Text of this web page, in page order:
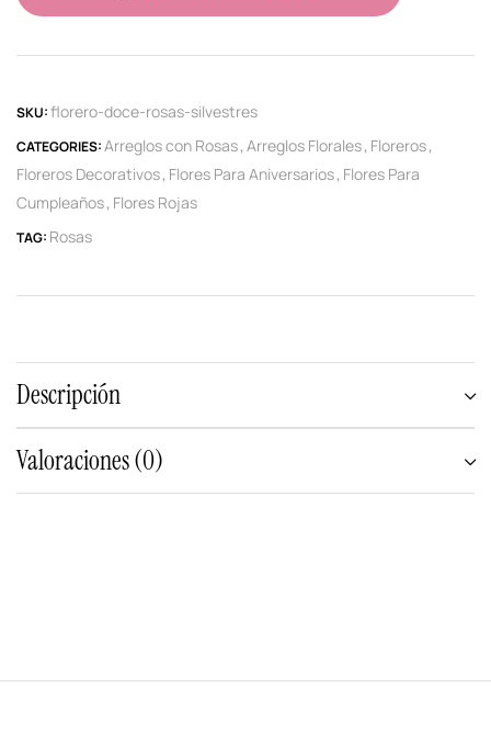
SKU:florero-doce-rosas-silvestres
CATEGORIES:Arreglos con Rosas, Arreglos Florales, Floreros,
Floreros Decorativos, Flores Para Aniversarios, Flores Para
Cumpleaños, Flores Rojas
TAG: Rosas
Descripción
Valoraciones (0)